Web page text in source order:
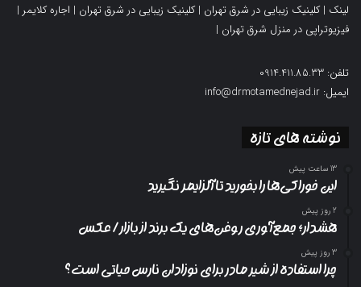
لینک |کلینیک زیبایی در شرق تهران |کلینیک زیبایی در شرق تهران | اجاره کلایمر |
فیزیوتراپی در منزل شرق تهران |
تلفن: 0914.411.85.33
ایمیل: info@drmotamednejad.ir
نوشته های تازه
13 ساعت پیش
این خوراکی‌ها را بخورید تا آلزایمر نگیرید
2 روز پیش
هشدار؛ جمع‌آوری روغن‌های یک برند از بازار/ عکس
3 روز پیش
چرا استفاده از شیر مادر برای نوزادان نارس حیاتی است؟